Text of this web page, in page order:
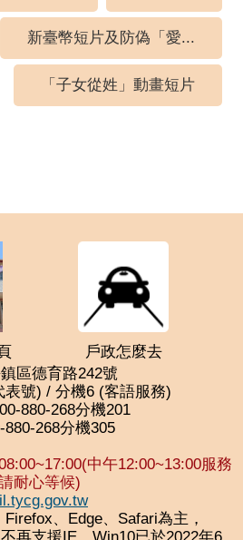
新臺幣短片及防偽「愛...
「子女從姓」動畫短片
戶政怎麼去
區德育路242號
表號) / 分機6 (客語服務)
880-268分機201
268分機305
中午12:00~13:00服務
耐心等候)
、Edge、Safari為主，